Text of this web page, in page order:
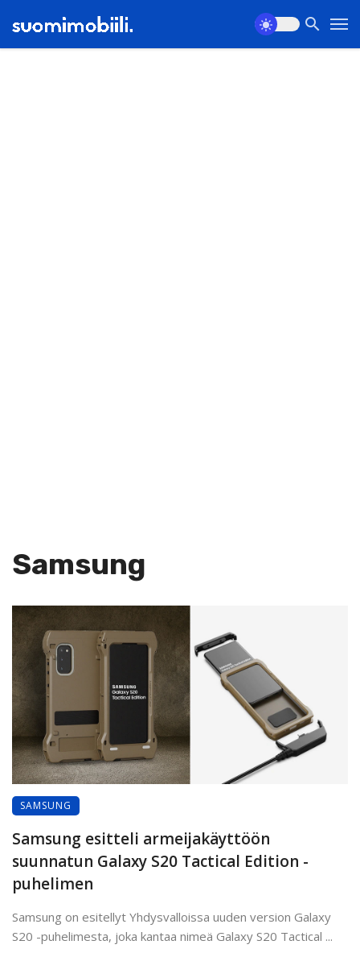
Samsung
SAMSUNG
Samsung esitteli armeijakäyttöön
suunnatun Galaxy S20 Tactical Edition -
puhelimen
Samsung on esitellyt Yhdysvalloissa uuden version Galaxy
S20 -puhelimesta, joka kantaa nimeä Galaxy S20 Tactical ...